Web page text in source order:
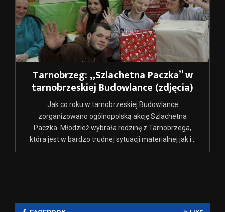
Tarnobrzeg: „Szlachetna Paczka” w
tarnobrzeskiej Budowlance (zdjęcia)
Jak co roku w tarnobrzeskiej Budowlance
zorganizowano ogólnopolską akcję Szlachetna
Paczka. Młodzież wybrała rodzinę z Tarnobrzega,
która jest w bardzo trudnej sytuacji materialnej jak i...